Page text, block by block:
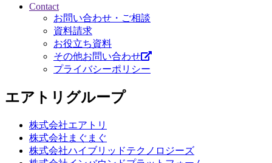
Contact
お問い合わせ・ご相談
資料請求
お役立ち資料
その他お問い合わせ
プライバシーポリシー
エアトリグループ
株式会社エアトリ
株式会社まぐまぐ
株式会社ハイブリッドテクノロジーズ